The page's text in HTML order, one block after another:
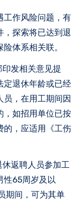
工作风险问题，有
，探索将已达到退
体系相关联。
发相关意见提
定退休年龄或已经
员，在用工期间因
，如招用单位已按
的，应适用《工伤
返聘人员参加工
性65周岁及以
期间，可为其单